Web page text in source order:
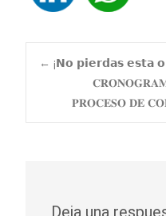
de
← ¡𝗡𝗼 𝗽𝗶𝗲𝗿𝗱𝗮𝘀 𝗲𝘀𝘁𝗮
𝐏𝐑𝐎𝐂𝐄𝐒𝐎 𝐃𝐄
Deja una